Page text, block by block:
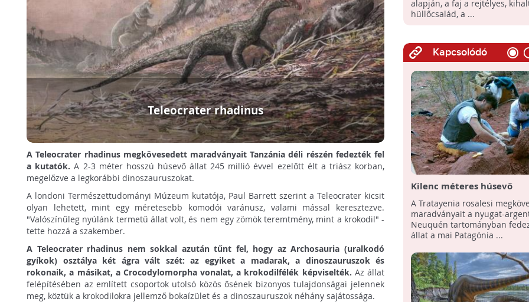
Teleocrater rhadinus
A Teleocrater rhadinus megkövesedett maradványait Tanzánia déli részén fedezték fel
a kutatók. A 2-3 méter hosszú húsevő állat 245 millió évvel ezelőtt élt a triász korban,
megelőzve a legkorábbi dinoszauruszokat.
A londoni Természettudományi Múzeum kutatója, Paul Barrett szerint a Teleocrater kicsit
olyan lehetett, mint egy méretesebb komodói varánusz, valami mással keresztezve.
"Valószínűleg nyúlánk termetű állat volt, és nem egy zömök teremtmény, mint a krokodil" -
tette hozzá a szakember.
A Teleocrater rhadinus nem sokkal azután tűnt fel, hogy az Archosauria (uralkodó
gyíkok) osztálya két ágra vált szét: az egyiket a madarak, a dinoszauruszok és
rokonaik, a másikat, a Crocodylomorpha vonalat, a krokodilfélék képviselték. Az állat
felépítésében az említett csoportok utolsó közös ősének bizonyos tulajdonságai jelennek
meg, köztük a krokodilokra jellemző bokaízület és a dinoszauruszok néhány sajátossága.
alapján, a faj a rejtélyes,
hüllőcsalád, a ...
Kapcsolódó
Kilenc méteres húsevő
dinoszaurusz uralta
Amerika legdélebbi részét
A Tratayenia rosalesi
maradványait a nyugat-
Neuquén tartományban
állat a mai Patagónia ...